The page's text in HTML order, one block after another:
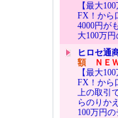
【最大
FX！から
4000円が
大100万円
ヒロセ通
額ＮＥＷ
【最大
FX！から
上の取引
らのりか
100万円の